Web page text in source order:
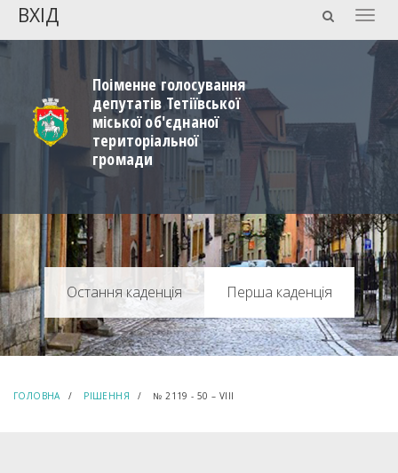
ВХІД
Поіменне голосування
депутатів Тетіївської
міської об'єднаної
територіальної
громади
Перша каденція
ГОЛОВНА РІШЕННЯ № 2119 - 50 – VIIІ